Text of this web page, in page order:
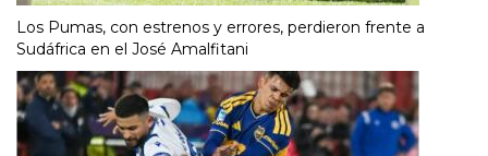
Los Pumas, con estrenos y errores, perdieron frente a
Sudáfrica en el José Amalfitani